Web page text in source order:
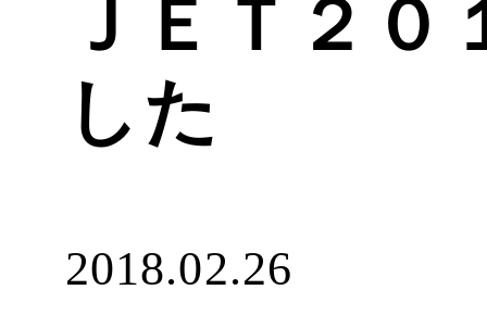
ＪＥＴ２
した
2018.02.26